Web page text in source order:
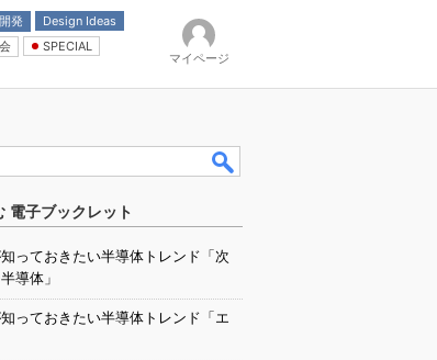
発
Design Ideas
SPECIAL
マイページ
電子ブックレット
っておきたい半導体トレンド「次
導体」
っておきたい半導体トレンド「エ